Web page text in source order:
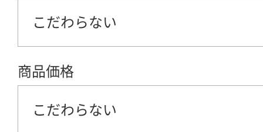
こだわらない
商品価格
こだわらない